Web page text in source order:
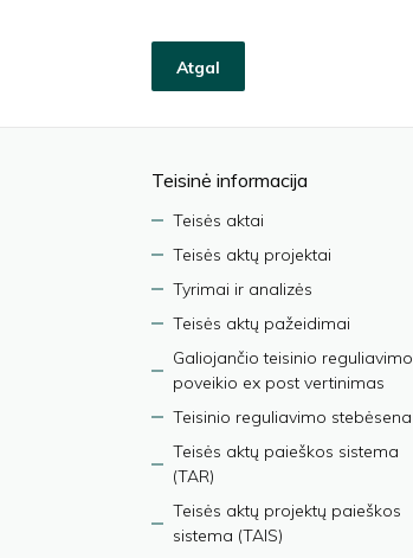
Atgal
Teisinė informacija
Teisės aktai
Teisės aktų projektai
Tyrimai ir analizės
Teisės aktų pažeidimai
Galiojančio teisinio reguliavimo
poveikio ex post vertinimas
Teisinio reguliavimo stebėsena
Teisės aktų paieškos sistema
(TAR)
Teisės aktų projektų paieškos
sistema (TAIS)